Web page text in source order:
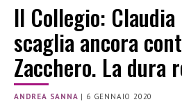
Il Collegio:
scaglia ancora
Zacchero. La dura
ANDREA SANNA | 6 GENNAIO 2020